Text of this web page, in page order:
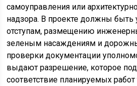
самоуправления или
надзора. В проекте должны
отступам, размещению
зеленым насаждениям и
проверки документации
выдают разрешение, которое
соответствие планируемых